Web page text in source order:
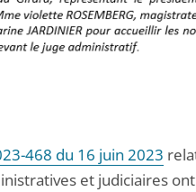
468 du 16 juin 2023
et judiciaires ont